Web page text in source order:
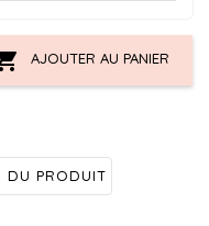
AJOUTER AU PANIER
DU PRODUIT